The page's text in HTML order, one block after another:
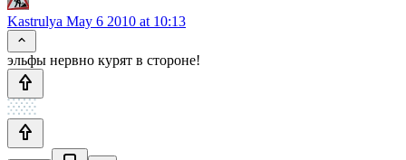
Kastrulya May 6 2010 at 10:13
эльфы нервно курят в стороне!